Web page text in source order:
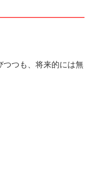
つつも、将来的には無